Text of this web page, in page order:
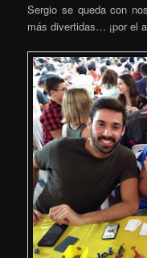
Sergio se queda con
más divertidas… ¡por el